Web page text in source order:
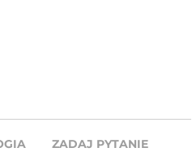
ZADAJ PYTANIE